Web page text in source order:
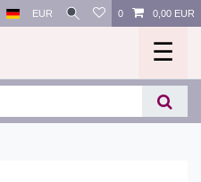
EUR 0 0,00 EUR
☰